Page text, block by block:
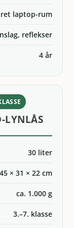
laptop-rum
reflekser
4 år
LYNLÅS
30 liter
45 × 31 × 22 cm
ca. 1.000 g
3.–7. klasse